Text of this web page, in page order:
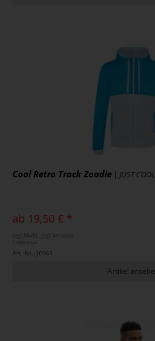
Cool Retro Track Zoodie | JUST COOL
ab 19,50 € *
zzgl. MwSt., zzgl. Versand
Art.-Nr.: JC061
Artikel